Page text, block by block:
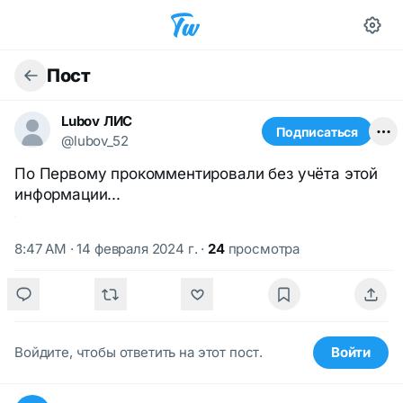
Пост
Lubov ЛИС
@lubov_52
Подписаться
По Первому прокомментировали без учёта этой
информации...
8:47 AM · 14 февраля 2024 г. · 24просмотра
Войдите, чтобы ответить на этот пост. Войти